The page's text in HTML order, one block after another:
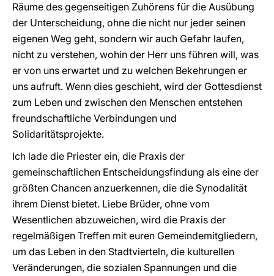
Räume des gegenseitigen Zuhörens für die Ausübung
der Unterscheidung, ohne die nicht nur jeder seinen
eigenen Weg geht, sondern wir auch Gefahr laufen,
nicht zu verstehen, wohin der Herr uns führen will, was
er von uns erwartet und zu welchen Bekehrungen er
uns aufruft. Wenn dies geschieht, wird der Gottesdienst
zum Leben und zwischen den Menschen entstehen
freundschaftliche Verbindungen und
Solidaritätsprojekte.
Ich lade die Priester ein, die Praxis der
gemeinschaftlichen Entscheidungsfindung als eine der
größten Chancen anzuerkennen, die die Synodalität
ihrem Dienst bietet. Liebe Brüder, ohne vom
Wesentlichen abzuweichen, wird die Praxis der
regelmäßigen Treffen mit euren Gemeindemitgliedern,
um das Leben in den Stadtvierteln, die kulturellen
Veränderungen, die sozialen Spannungen und die